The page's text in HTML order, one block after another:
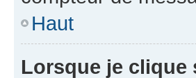
Haut
Lorsque je clique